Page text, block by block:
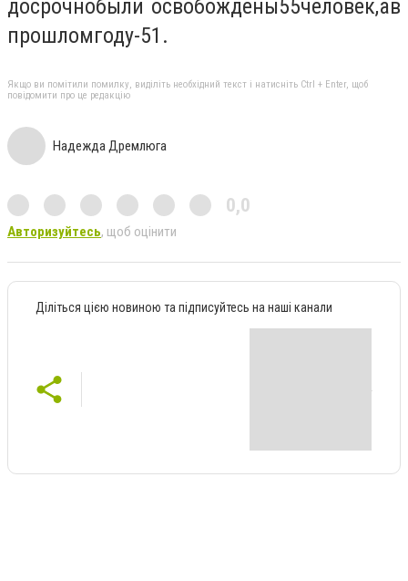
досрочнобыли освобождены55человек,ав
прошломгоду-51 .
Якщо ви помітили помилку, виділіть необхідний текст і натисніть Ctrl + Enter, щоб
повідомити про це редакцію
Надежда Дремлюга
0,0
Авторизуйтесь, щоб оцінити
Діліться цією новиною та підписуйтесь на наші канали